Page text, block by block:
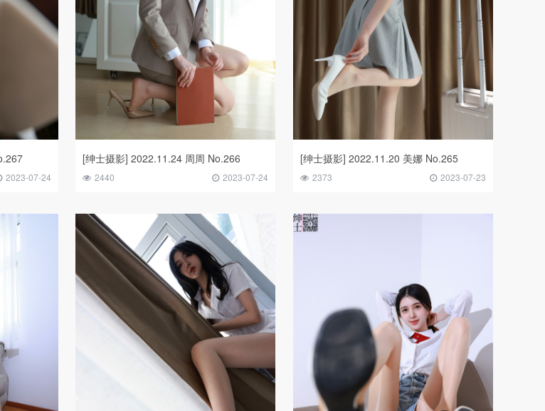
2023-07-24
[绅士摄影] 2022.11.24 周周 No.266
2440 2023-07-24
[绅士摄影] 2022.11.20 美娜 No.265
2373 2023-07-23